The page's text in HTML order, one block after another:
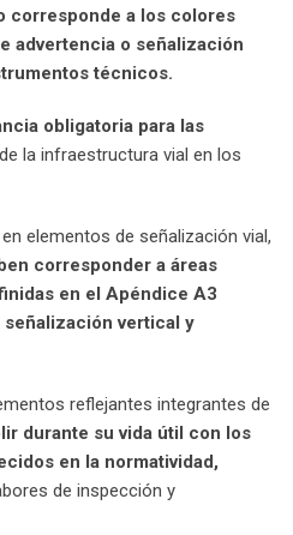
corresponde a los colores
advertencia o señalización
técnicos.
obligatoria para las
de la infraestructura vial en los
elementos de señalización vial,
corresponder a áreas
en el Apéndice A3
señalización vertical y
reflejantes integrantes de
durante su vida útil con los
en la normatividad,
de inspección y